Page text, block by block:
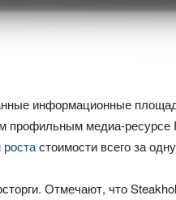
информационные
профильным медиа-ресурсе
ростастоимости всего за
Отмечают, что